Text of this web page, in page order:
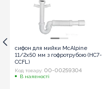
сифон для мийки McAlpine
11/2х50 мм з гофротрубою (HC7-
CCFL)
Код товару: 00-00259304
В наявності